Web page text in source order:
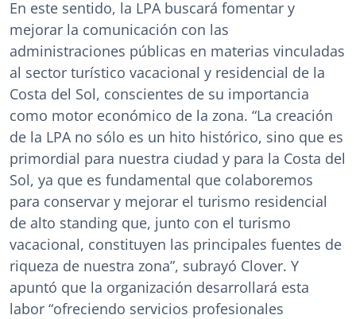
En este sentido, la LPA buscará fomentar y
mejorar la comunicación con las
administraciones públicas en materias vinculadas
al sector turístico vacacional y residencial de la
Costa del Sol, conscientes de su importancia
como motor económico de la zona. “La creación
de la LPA no sólo es un hito histórico, sino que es
primordial para nuestra ciudad y para la Costa del
Sol, ya que es fundamental que colaboremos
para conservar y mejorar el turismo residencial
de alto standing que, junto con el turismo
vacacional, constituyen las principales fuentes de
riqueza de nuestra zona”, subrayó Clover. Y
apuntó que la organización desarrollará esta
labor “ofreciendo servicios profesionales